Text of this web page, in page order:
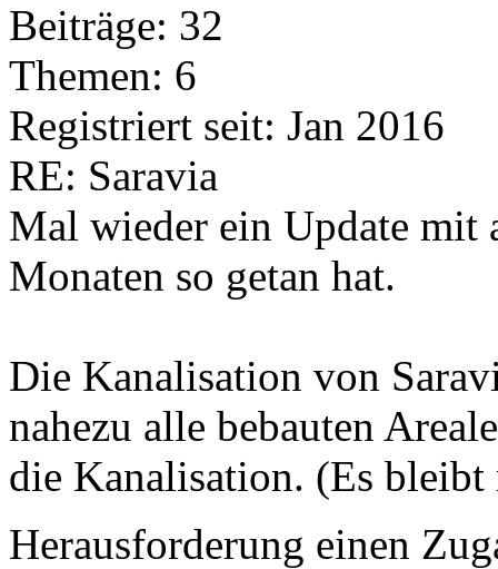
Beiträge: 32
Themen: 6
Registriert seit: Jan 2016
RE: Saravia
Mal wieder ein Update mit
Monaten so getan hat.
Die Kanalisation von
nahezu alle bebauten
die Kanalisation. (Es
Herausforderung einen